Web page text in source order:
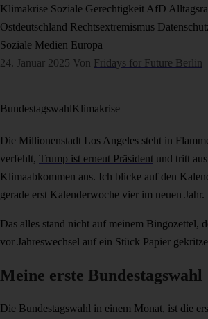
Klimakrise Soziale Gerechtigkeit AfD
Ostdeutschland Rechtsextremismus
Soziale Medien Europa
24. Januar 2025 Von Fridays for Future Berlin
BundestagswahlKlimakrise
Die Millionenstadt Los Angeles steht in
verfehlt, Trump ist erneut Präsident und tritt
Klimaabkommen aus. Ich blicke auf den
gerade erst Kalenderwoche vier im neuen Jahr.
Das alles stand nicht auf meinem Bingozettel,
vor Jahreswechsel auf ein Stück Papier
Meine erste Bundestagswahl
Die Bundestagswahl in einem Monat, ist die